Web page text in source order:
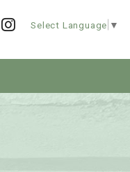
Select Language ▼